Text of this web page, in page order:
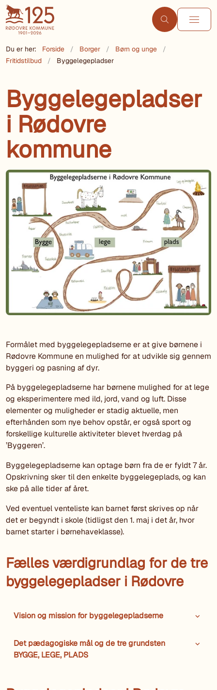
Du er her: Forside Borger
Børn og unge
Fritidstilbud
Byggelegepladser
Byggelegepladser
i Rødovre
kommune
Formålet med byggelegepladserne er at give børnene i
Rødovre Kommune en mulighed for at udvikle sig gennem
byggeri og pasning af dyr.
På byggelegepladserne har børnene mulighed for at lege
og eksperimentere med ild, jord, vand og luft. Disse
elementer og muligheder er stadig aktuelle, men
efterhånden som nye behov opstår, er også sport og
forskellige kulturelle aktiviteter blevet hverdag på
’Byggeren’.
Byggelegepladserne kan optage børn fra de er fyldt 7 år.
Opskrivning sker til den enkelte byggelegeplads, og kan
ske på alle tider af året.
Ved eventuel venteliste kan barnet først skrives op når
det er begyndt i skole (tidligst den 1. maj i det år, hvor
barnet starter i børnehaveklasse).
Fælles værdigrundlag for de tre
byggelegepladser i Rødovre
Vision og mission for byggelegepladserne
Det pædagogiske mål og de tre grundsten
BYGGE, LEGE, PLADS